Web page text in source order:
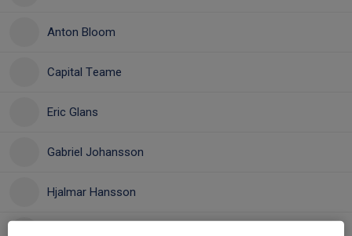
Anton Bloom
Capital Teame
Eric Glans
Gabriel Johansson
Hjalmar Hansson